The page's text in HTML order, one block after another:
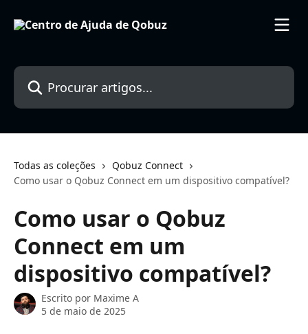
Procurar artigos...
Todas as coleções
Qobuz Connect
Como usar o Qobuz Connect em um dispositivo compatível?
Como usar o Qobuz
Connect em um
dispositivo compatível?
Escrito por Maxime A
5 de maio de 2025